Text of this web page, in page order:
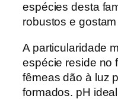
espécies desta
robustos e
A particularidade
espécie reside no
fêmeas dão à luz
formados. pH